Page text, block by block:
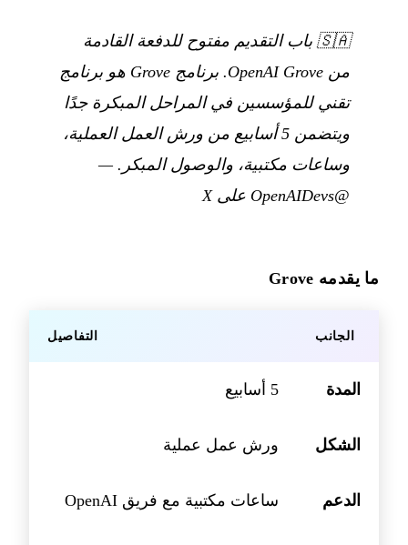
🇸🇦 باب التقديم مفتوح للدفعة القادمة
من OpenAI Grove. برنامج Grove هو برنامج
تقني للمؤسسين في المراحل المبكرة جدًا
ويتضمن 5 أسابيع من ورش العمل العملية،
وساعات مكتبية، والوصول المبكر. —
@OpenAIDevs على X
ما يقدمه Grove
الجانب التفاصيل
المدة 5 أسابيع
الشكل ورش عمل عملية
الدعم ساعات مكتبية مع فريق OpenAI